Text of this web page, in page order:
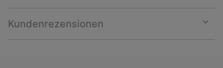
or
Kundenrezensionen
or